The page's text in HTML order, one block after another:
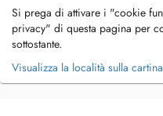
Si prega di attivare i "cookie
privacy" di questa pagina per
sottostante.
Visualizza la località sulla cartina